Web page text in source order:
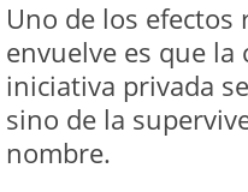
Uno de los efectos
envuelve es que
iniciativa privada
sino de la
nombre.